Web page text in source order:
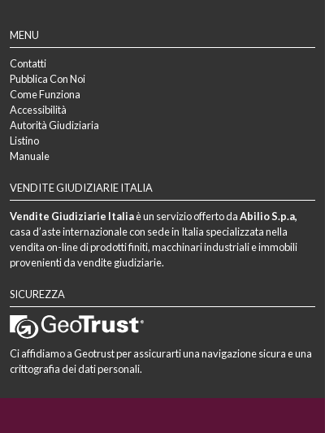
MENU
Contatti
Pubblica Con Noi
Come Funziona
Accessibilità
Autorità Giudiziaria
Listino
Manuale
VENDITE GIUDIZIARIE ITALIA
Vendite Giudiziarie Italiaè un servizio offerto daAbilio S.p.a,
casa d’aste internazionale con sede in Italia specializzata nella
vendita on-line di prodotti finiti, macchinari industriali e immobili
provenienti da vendite giudiziarie.
SICUREZZA
Ci affidiamo a Geotrust per assicurarti una navigazione sicura e una
crittografia dei dati personali.